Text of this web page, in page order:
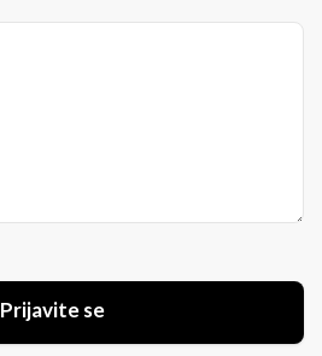
Prijavite se